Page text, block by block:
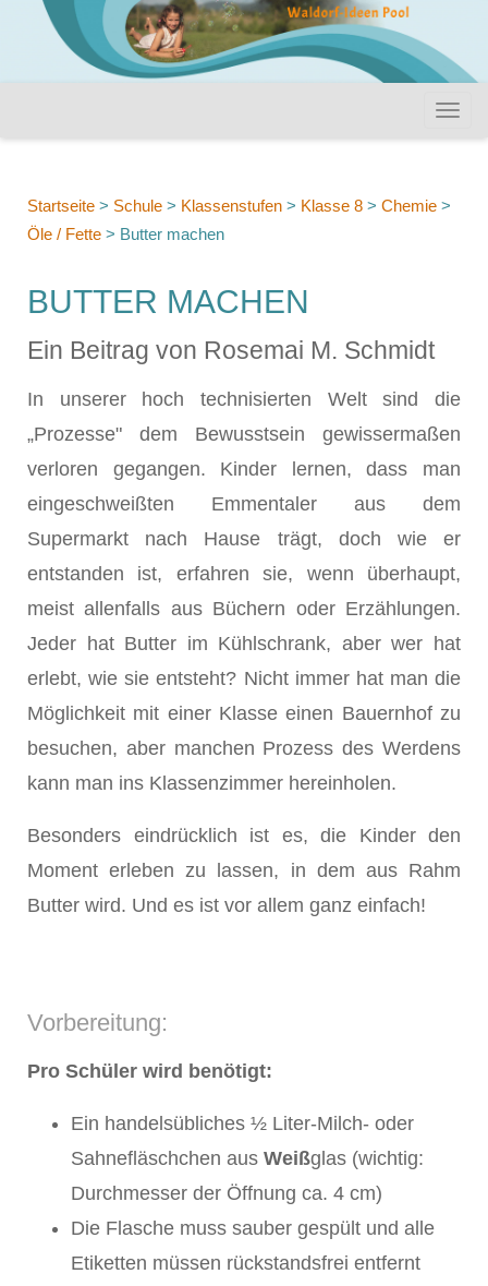
Startseite > Schule > Klassenstufen > Klasse 8 > Chemie >
Öle / Fette > Butter machen
BUTTER MACHEN
Ein Beitrag von Rosemai M. Schmidt
In unserer hoch technisierten Welt sind die
„Prozesse" dem Bewusstsein gewissermaßen
verloren gegangen. Kinder lernen, dass man
eingeschweißten Emmentaler aus dem
Supermarkt nach Hause trägt, doch wie er
entstanden ist, erfahren sie, wenn überhaupt,
meist allenfalls aus Büchern oder Erzählungen.
Jeder hat Butter im Kühlschrank, aber wer hat
erlebt, wie sie entsteht? Nicht immer hat man die
Möglichkeit mit einer Klasse einen Bauernhof zu
besuchen, aber manchen Prozess des Werdens
kann man ins Klassenzimmer hereinholen.
Besonders eindrücklich ist es, die Kinder den
Moment erleben zu lassen, in dem aus Rahm
Butter wird. Und es ist vor allem ganz einfach!
Vorbereitung:
Pro Schüler wird benötigt:
Ein handelsübliches ½ Liter-Milch- oder
Sahnefläschchen aus Weißglas (wichtig:
Durchmesser der Öffnung ca. 4 cm)
Die Flasche muss sauber gespült und alle
Etiketten müssen rückstandsfrei entfernt